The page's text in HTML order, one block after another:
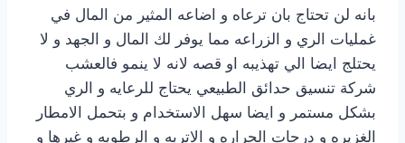
بانه لن تحتاج بان ترعاه و اضاعه المثير من المال في
غمليات الري و الزراعه مما يوفر لك المال و الجهد و لا
يحتلج ايضا الي تهذيبه او قصه لانه لا ينمو فالعشب
شركة تنسيق حدائق الطبيعي يحتاج للرعايه و الري
بشكل مستمر و ايضا سهل الاستخدام و بتحمل الامطار
الغزيره و درجات الحراره و الاتربه و الرطوبه و غيرها و